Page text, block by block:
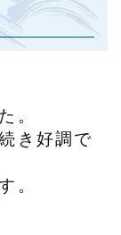
。
き好調で
。